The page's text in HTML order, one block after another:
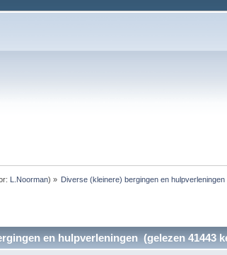
L.Noorman) » Diverse (kleinere) bergingen en hulpverleningen
en hulpverleningen (gelezen 41443